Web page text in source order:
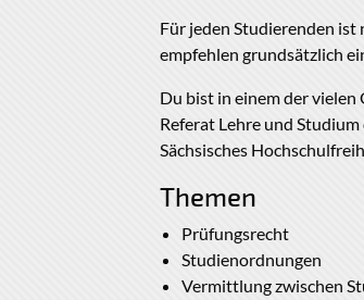
Für jeden Studierenden
empfehlen grundsätzlich
Du bist in einem der
Referat Lehre und
Sächsisches
Themen
Prüfungsrecht
Studienordnungen
Vermittlung zwischen